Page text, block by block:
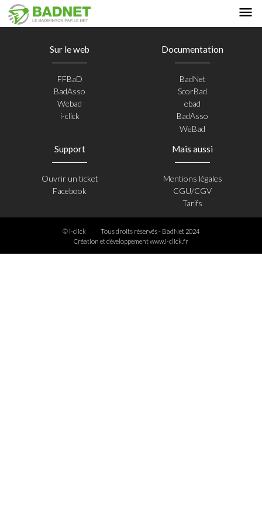
Sur le web
FFBaD
BadAsso
Webad
i-click
Documentation
BadNet
ScorBad
ebad
BadAsso
WeBad
Support
Ouvrir un ticket
Facebook
Mais aussi
Mentions légales
CGU/CGV
Tarifs
© i-click
Tous droits réservés - BadNet 2024
Création et développementwww.i-click.fr